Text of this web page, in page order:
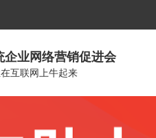
企业网络营销促进会
互联网上牛起来